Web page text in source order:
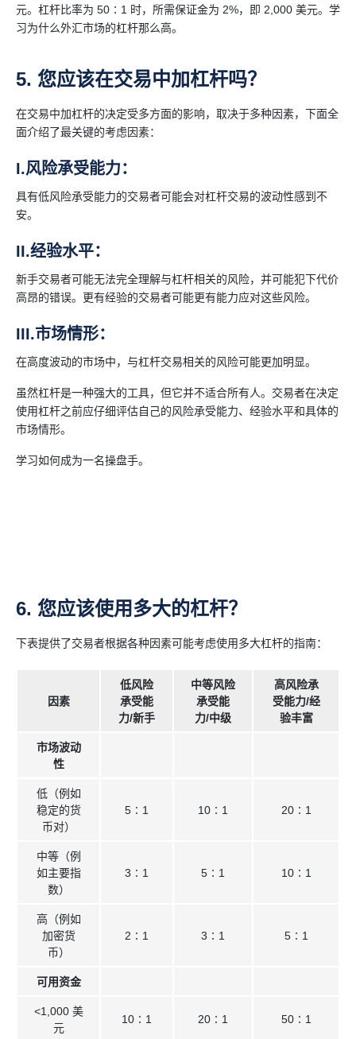
元。杠杆比率为 50∶1 时，所需保证金为 2%，即 2,000 美元。学
习为什么外汇市场的杠杆那么高。
5. 您应该在交易中加杠杆吗？
在交易中加杠杆的决定受多方面的影响，取决于多种因素，下面全
面介绍了最关键的考虑因素：
I.风险承受能力：
具有低风险承受能力的交易者可能会对杠杆交易的波动性感到不
安。
II.经验水平：
新手交易者可能无法完全理解与杠杆相关的风险，并可能犯下代价
高昂的错误。更有经验的交易者可能更有能力应对这些风险。
III.市场情形：
在高度波动的市场中，与杠杆交易相关的风险可能更加明显。
虽然杠杆是一种强大的工具，但它并不适合所有人。交易者在决定
使用杠杆之前应仔细评估自己的风险承受能力、经验水平和具体的
市场情形。
学习如何成为一名操盘手。
6. 您应该使用多大的杠杆？
下表提供了交易者根据各种因素可能考虑使用多大杠杆的指南：
因素
低风险
承受能
力/新手
中等风险
承受能
力/中级
高风险承
受能力/经
验丰富
市场波动
性
低（例如
稳定的货
币对）
5∶1 10∶1 20∶1
中等（例
如主要指
数）
3∶1 5∶1 10∶1
高（例如
加密货
币）
2∶1 3∶1 5∶1
可用资金
<1,000 美
元
10∶1 20∶1 50∶1